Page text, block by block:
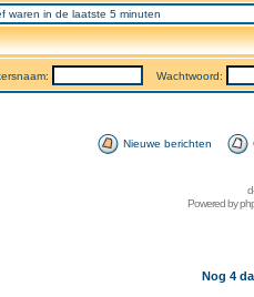
waren in de laatste 5 minuten
Wachtwoord:
Nieuwe berichten
Powered by
Nog 4